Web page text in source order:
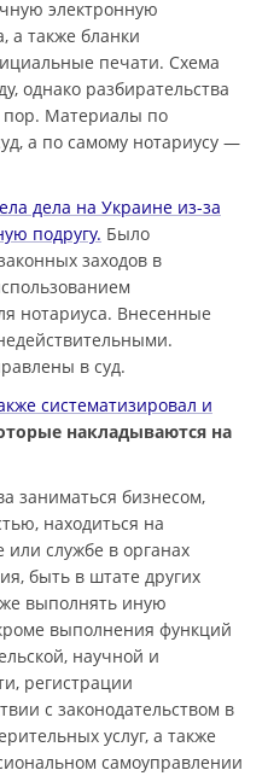
электронную
а также бланки
печати. Схема
однако разбирательства
пор. Материалы по
а по самому нотариусу —
дела на Украине из-за
подругу. Было
заходов в
нотариуса. Внесенные
в суд.
систематизировал и
накладываются на
заниматься бизнесом,
находиться на
или службе в органах
быть в штате других
выполнять иную
выполнения функций
научной и
регистрации
с законодательством в
услуг, а также
самоуправлении